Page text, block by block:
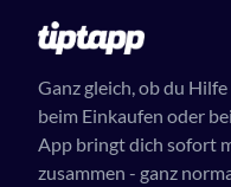
Ganz gleich, ob du
beim Einkaufen oder
App bringt dich sofort
zusammen - ganz